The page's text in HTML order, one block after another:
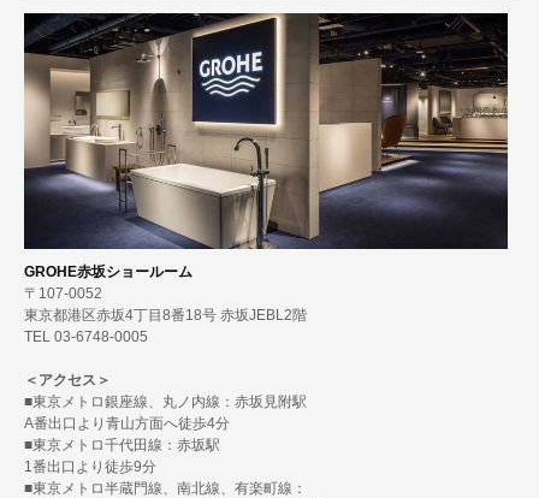
GROHE赤坂ショールーム
〒107-0052
東京都港区赤坂4丁目8番18号 赤坂JEBL2階
TEL 03-6748-0005
＜アクセス＞
■東京メトロ銀座線、丸ノ内線：赤坂見附駅
A番出口より青山方面へ徒歩4分
■東京メトロ千代田線：赤坂駅
1番出口より徒歩9分
■東京メトロ半蔵門線、南北線、有楽町線：